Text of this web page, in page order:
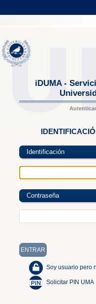
iDUMA -
Identificación
Contraseña
Soy usuario pero
Solicitar PIN UMA